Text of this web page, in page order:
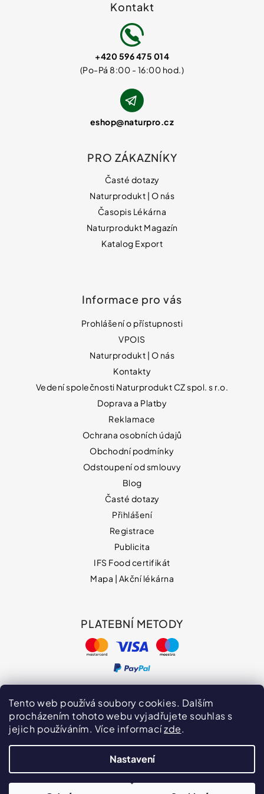
Tento web používá soubory cookies. Dalším
procházením tohoto webu vyjadřujete souhlas s
jejich používáním. Více informacízde.
Nastavení
Kontakt
eshop@naturpro.cz
+420 596 475 014
PRO ZÁKAZNÍKY
Časté dotazy
Naturprodukt | O nás
Časopis Lékárna
Naturprodukt Magazín
Katalog Export
Informace pro vás
Prohlášení o přístupnosti
VPOIS
Naturprodukt | O nás
Kontakty
Vedení společnosti Naturprodukt CZ spol. s r.o.
Doprava a Platby
Reklamace
Ochrana osobních údajů
Obchodní podmínky
Odstoupení od smlouvy
Blog
Časté dotazy
Přihlášení
Registrace
Publicita
IFS Food certifikát
Mapa | Akční lékárna
PLATEBNÍ METODY
Hodnocení obchodu VPOIS Publicita
Vytvořil Shoptet
Copyright 2026naturprodukt.cz. Všechna práva